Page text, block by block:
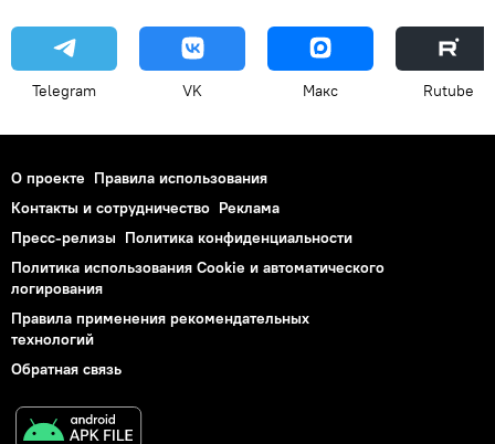
Telegram VK Макс Rutube
О проекте Правила использования
Контакты и сотрудничество Реклама
Пресс-релизы Политика конфиденциальности
Политика использования Cookie и автоматического
логирования
Правила применения рекомендательных
технологий
Обратная связь